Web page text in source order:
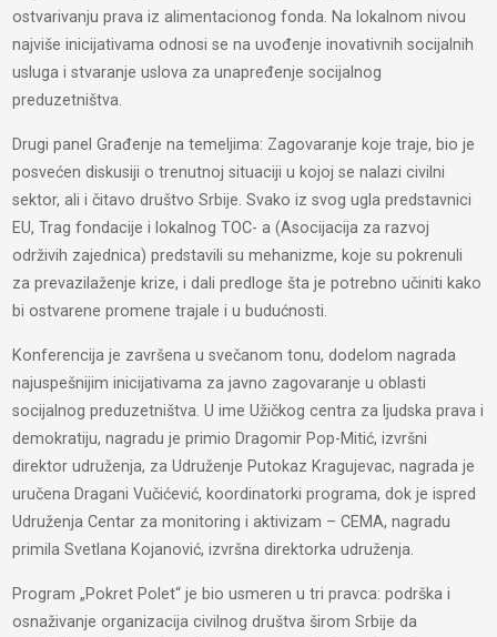
ostvarivanju prava iz alimentacionog fonda. Na lokalnom nivou
najviše inicijativama odnosi se na uvođenje inovativnih socijalnih
usluga i stvaranje uslova za unapređenje socijalnog
preduzetništva.
Drugi panel Građenje na temeljima: Zagovaranje koje traje, bio je
posvećen diskusiji o trenutnoj situaciji u kojoj se nalazi civilni
sektor, ali i čitavo društvo Srbije. Svako iz svog ugla predstavnici
EU, Trag fondacije i lokalnog TOC- a (Asocijacija za razvoj
održivih zajednica) predstavili su mehanizme, koje su pokrenuli
za prevazilaženje krize, i dali predloge šta je potrebno učiniti kako
bi ostvarene promene trajale i u budućnosti.
Konferencija je završena u svečanom tonu, dodelom nagrada
najuspešnijim inicijativama za javno zagovaranje u oblasti
socijalnog preduzetništva. U ime Užičkog centra za ljudska prava i
demokratiju, nagradu je primio Dragomir Pop-Mitić, izvršni
direktor udruženja, za Udruženje Putokaz Kragujevac, nagrada je
uručena Dragani Vučićević, koordinatorki programa, dok je ispred
Udruženja Centar za monitoring i aktivizam – CEMA, nagradu
primila Svetlana Kojanović, izvršna direktorka udruženja.
Program „Pokret Polet“ je bio usmeren u tri pravca: podrška i
osnaživanje organizacija civilnog društva širom Srbije da